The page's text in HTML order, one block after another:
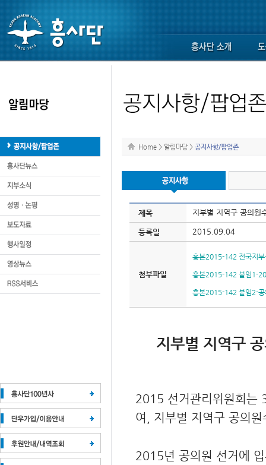
Home > 알림마당 > 공지사항/팝업존
제목 지부별 지역구 공의원
등록일 2015.09.04
첨부파일
흥본2015-142 전국지부
흥본2015-142 붙임1-
흥본2015-142 붙임2-
지부별 지역구
2015 선거관리위원회는
여, 지부별 지역구 공의
2015년 공의원 선거에